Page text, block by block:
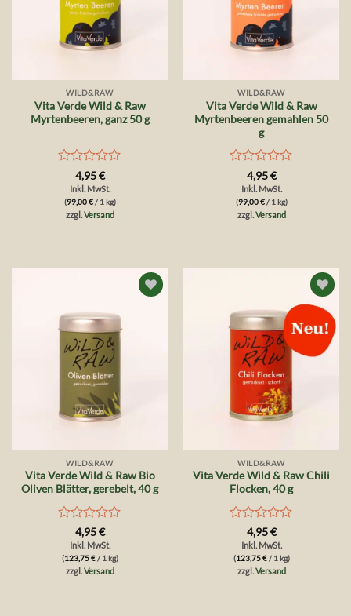
WILD&RAW
Vita Verde Wild & Raw
Myrtenbeeren, ganz 50 g
Bewertet
mit
0
von
4,95€
Inkl. MwSt.
(99,00€/ 1 kg)
zzgl.Versand
WILD&RAW
Vita Verde Wild & Raw
Myrtenbeeren gemahlen 50
g
Bewertet
mit
0
von
4,95€
Inkl. MwSt.
(99,00€/ 1 kg)
zzgl.Versand
Wunschliste
WILD&RAW
Vita Verde Wild & Raw Bio
Oliven Blätter, gerebelt, 40 g
Bewertet
mit
0
von
4,95€
Inkl. MwSt.
(123,75€/ 1 kg)
zzgl.Versand
Auf die
Wunschliste
WILD&RAW
Vita Verde Wild & Raw Chili
Flocken, 40 g
Bewertet
mit
0
von
4,95€
Inkl. MwSt.
(123,75€/ 1 kg)
zzgl.Versand